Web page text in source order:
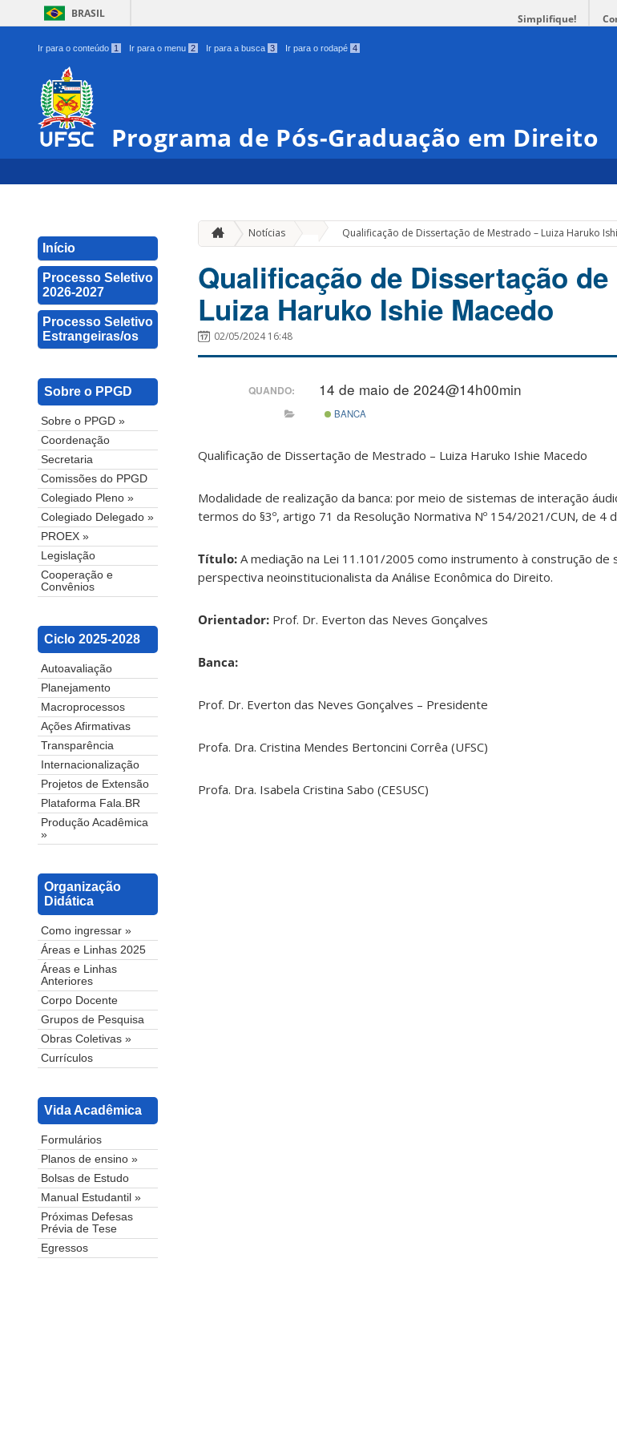
BRASIL Simplifique!
Ir para o conteúdo 1 Ir para o menu 2 Ir para a busca 3 Ir para o rodapé 4
Programa de Pós-Graduação em Direito
Início
Processo Seletivo
2026-2027
Processo Seletivo
Estrangeiras/os
Sobre o PPGD
Sobre o PPGD »
Coordenação
Secretaria
Comissões do PPGD
Colegiado Pleno »
Colegiado Delegado »
PROEX »
Legislação
Cooperação e
Convênios
Ciclo 2025-2028
Autoavaliação
Planejamento
Macroprocessos
Ações Afirmativas
Transparência
Internacionalização
Projetos de Extensão
Plataforma Fala.BR
Produção Acadêmica
»
Organização
Didática
Como ingressar »
Áreas e Linhas 2025
Áreas e Linhas
Anteriores
Corpo Docente
Grupos de Pesquisa
Obras Coletivas »
Currículos
Vida Acadêmica
Formulários
Planos de ensino »
Bolsas de Estudo
Manual Estudantil »
Próximas Defesas
Prévia de Tese
Egressos
Notícias Qualificação de Dissertação de Mestrado – Luiza Haruko
Qualificação de Dissertação
Luiza Haruko Ishie Macedo
02/05/2024 16:48
QUANDO: 14 de maio de 2024@14h00min
BANCA
Qualificação de Dissertação de Mestrado – Luiza Haruko Ishie Macedo
Modalidade de realização da banca: por meio de sistemas de interação
termos do §3º, artigo 71 da Resolução Normativa Nº 154/2021/CUN, de 4
Título: A mediação na Lei 11.101/2005 como instrumento à construção de
perspectiva neoinstitucionalista da Análise Econômica do Direito.
Orientador: Prof. Dr. Everton das Neves Gonçalves
Banca:
Prof. Dr. Everton das Neves Gonçalves – Presidente
Profa. Dra. Cristina Mendes Bertoncini Corrêa (UFSC)
Profa. Dra. Isabela Cristina Sabo (CESUSC)